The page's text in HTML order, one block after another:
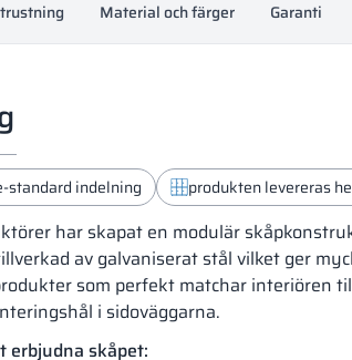
Material och färger Garanti
standard indelning produkten levereras
har skapat en modulär
av galvaniserat stål vilket ger
som perfekt matchar interiören
i sidoväggarna.
erbjudna skåpet: